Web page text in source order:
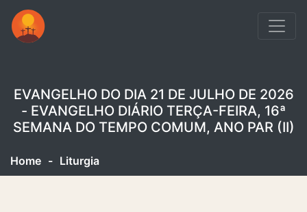
EVANGELHO DO DIA 21 DE JULHO DE 2026
- EVANGELHO DIÁRIO TERÇA-FEIRA, 16ª
SEMANA DO TEMPO COMUM, ANO PAR (II)
Home - Liturgia